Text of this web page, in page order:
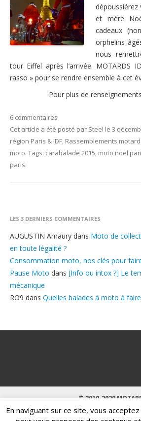
dépoussiérez
et mère
cadeaux
orphelins
nous
tour Eiffel après l’arrivée. MOTARDS
rasso » pour se rendre ensemble à cet
Pour plus de
6 commentaires
Cet article a été posté par Steel le 3
région Paris & IDF, Rassemblements
moto. Tags: carabalade 2015, moto noel
paris.
LES 3 DERNIERS COMMENTAIRES
AUGUSTIN Amaury dans Moto de
en toute légalité ?
Consommation moto, nos clés pour
Pause Moto dans [Info ou intox ?] Le
mécanique
RO9 dans Quelles balades à moto à
© 2010-2020
En naviguant sur ce site, vous